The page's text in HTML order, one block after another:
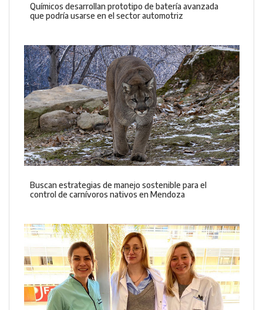
Químicos desarrollan prototipo de batería avanzada
que podría usarse en el sector automotriz
Buscan estrategias de manejo sostenible para el
control de carnívoros nativos en Mendoza